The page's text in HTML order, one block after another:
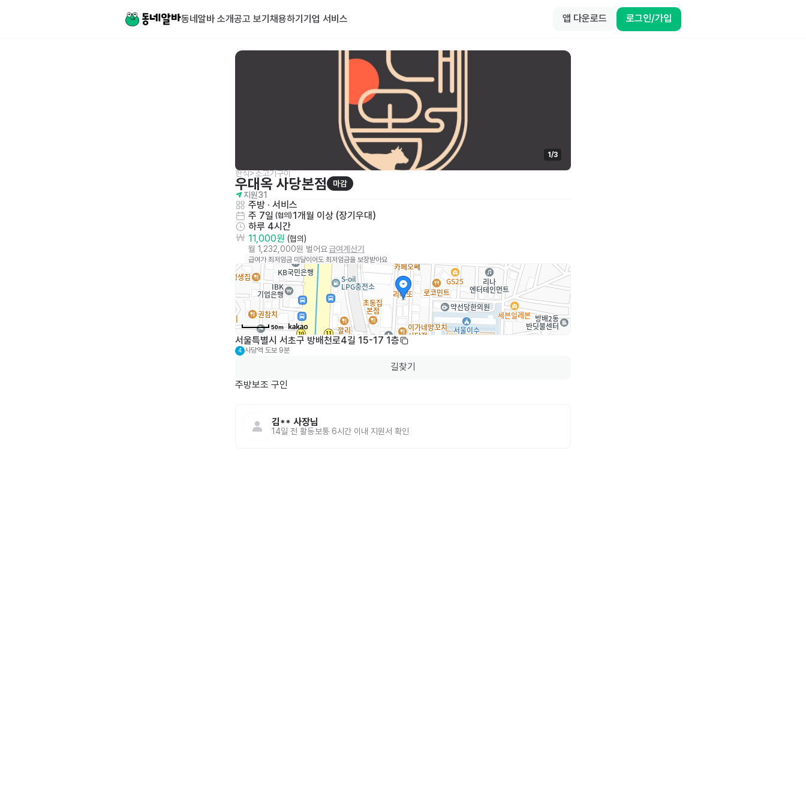
동네알바 소개공고 보기 채용하기 기업 서비스 앱 다운로드 로그인/가입
1/3
한식>소고기구이
우대옥 사당본점
마감
지원31
주방 · 서비스
주 7일 (협의) 1개월 이상 (장기우대)
하루 4시간
11,000원 (협의)
월 1,232,000원 벌어요급여계산기
급여가 최저임금 미달이어도 최저임금을 보장받아요
50m
서울특별시 서초구 방배천로4길 15-17 1층
4 사당역 도보 9분
길찾기
주방보조 구인
김** 사장님
14일 전 활동보통 6시간 이내 지원서 확인